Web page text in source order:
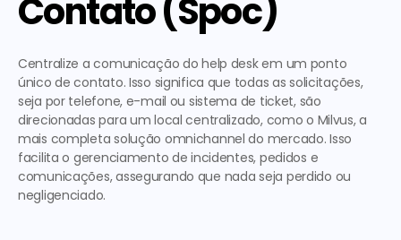
Contato (Spoc)
Centralize a comunicação do help desk em um ponto
único de contato. Isso significa que todas as solicitações,
seja por telefone, e-mail ou sistema de ticket, são
direcionadas para um local centralizado, como o Milvus, a
mais completa solução omnichannel do mercado. Isso
facilita o gerenciamento de incidentes, pedidos e
comunicações, assegurando que nada seja perdido ou
negligenciado.